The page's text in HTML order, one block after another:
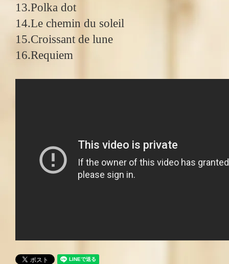
13.Polka dot
14.Le chemin du soleil
15.Croissant de lune
16.Requiem